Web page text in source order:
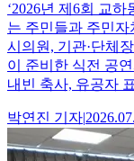
‘2026년 제6회 교
는 주민들과 주민자
시의원, 기관·단체
이 준비한 식전 공
내빈 축사, 유공자
박연진 기자|